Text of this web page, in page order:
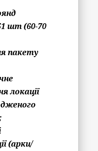
шт (60-70
пакету
локації
(арки/